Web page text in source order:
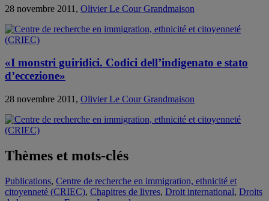
28 novembre 2011, Olivier Le Cour Grandmaison
«I monstri guiridici. Codici dell’indigenato e stato
d’eccezione»
28 novembre 2011, Olivier Le Cour Grandmaison
Thèmes et mots-clés
Publications, Centre de recherche en immigration, ethnicité et
citoyenneté (CRIEC), Chapitres de livres, Droit international, Droits